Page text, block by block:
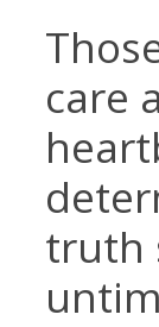
care
truth